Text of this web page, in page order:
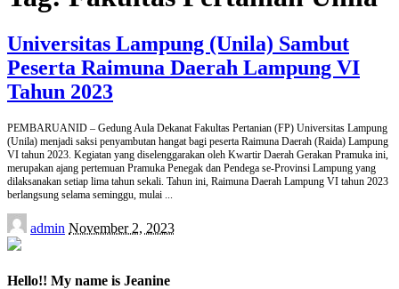
Universitas Lampung (Unila) Sambut
Peserta Raimuna Daerah Lampung VI
Tahun 2023
PEMBARUANID – Gedung Aula Dekanat Fakultas Pertanian (FP) Universitas Lampung
(Unila) menjadi saksi penyambutan hangat bagi peserta Raimuna Daerah (Raida) Lampung
VI tahun 2023. Kegiatan yang diselenggarakan oleh Kwartir Daerah Gerakan Pramuka ini,
merupakan ajang pertemuan Pramuka Penegak dan Pendega se-Provinsi Lampung yang
dilaksanakan setiap lima tahun sekali. Tahun ini, Raimuna Daerah Lampung VI tahun 2023
berlangsung selama seminggu, mulai ...
Posted
by
admin November 2, 2023
Hello!! My name is Jeanine